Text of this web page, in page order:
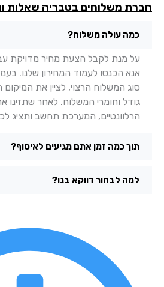
משלוחים בטבריה שאלות
כמה עולה משלוח?
על מנת לקבל הצעת מחיר מדויקת עבור
אנא הכנסו לעמוד המחירון שלנו. בעמוד
סוג המשלוח הרצוי, לציין את המיקום
גודל וחומרי המשלוח. לאחר שתזינו את
הרלוונטיים, המערכת תחשב ותציג לכם
תוך כמה זמן אתם מגיעים לאיסוף?
למה לבחור דווקא בנו?